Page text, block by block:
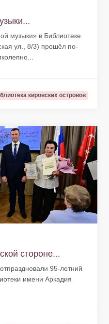
музыки» в Библиотеке
ул., 8/3) прошёл по-
кировских островов
стороне...
95-летний
имени Аркадия